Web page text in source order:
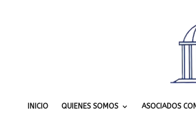
INICIO QUIENES SOMOS ASOCIADOS